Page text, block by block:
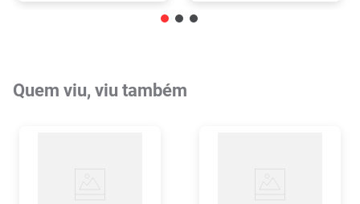
Quem viu, viu também